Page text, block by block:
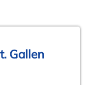
Gallen